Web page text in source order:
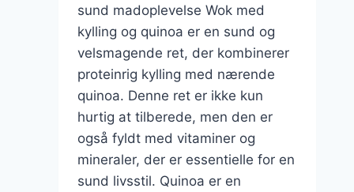
sund madoplevelse Wok med
kylling og quinoa er en sund og
velsmagende ret, der kombinerer
proteinrig kylling med nærende
quinoa. Denne ret er ikke kun
hurtig at tilberede, men den er
også fyldt med vitaminer og
mineraler, der er essentielle for en
sund livsstil. Quinoa er en